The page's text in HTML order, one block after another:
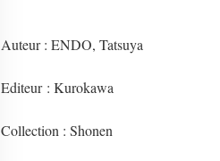
Auteur : ENDO, Tatsuya
Editeur : Kurokawa
Collection : Shonen